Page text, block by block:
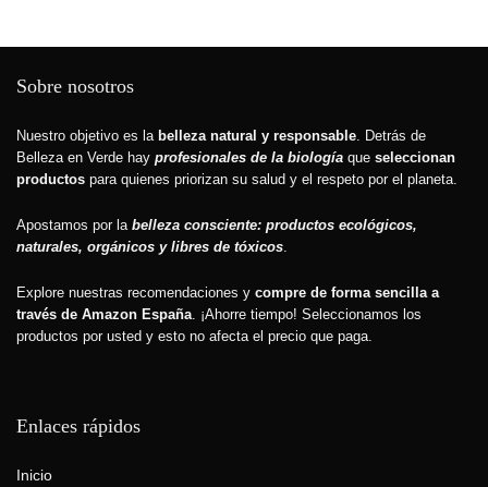
Sobre nosotros
Nuestro objetivo es la belleza natural y responsable. Detrás de
Belleza en Verde hay profesionales de la biología que seleccionan
productos para quienes priorizan su salud y el respeto por el planeta.
Apostamos por la belleza consciente: productos ecológicos,
naturales, orgánicos y libres de tóxicos.
Explore nuestras recomendaciones y compre de forma sencilla a
través de Amazon España. ¡Ahorre tiempo! Seleccionamos los
productos por usted y esto no afecta el precio que paga.
Enlaces rápidos
Inicio